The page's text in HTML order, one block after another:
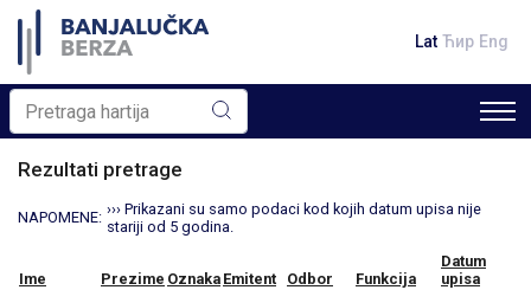
Lat Ћир Eng
Rezultati pretrage
NAPOMENE: ››› Prikazani su samo podaci kod kojih datum upisa nije
stariji od 5 godina.
Ime Prezime Oznaka Emitent Odbor Funkcija
Datum
upisa